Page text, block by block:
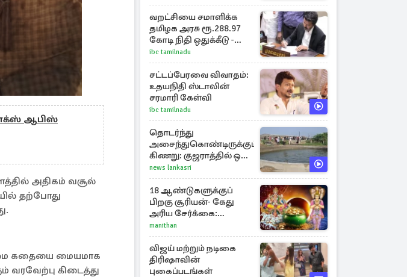
ஆபிஸ்
அதிகம் வசூல்
தற்போது
கதையை மையமாக
வரவேற்பு கிடைத்து
வறட்சியை சமாளிக்க
தமிழக அரசு ரூ.288.97
கோடி நிதி ஒதுக்கீடு -
வெளியான அரசாணை
ibc tamilnadu
சட்டப்பேரவை விவாதம்:
உதயநிதி ஸ்டாலின்
சரமாரி கேள்வி
ibc tamilnadu
தொடர்ந்து
அசைந்துகொண்டிருக்கும்
கிணறு: குஜராத்தில் ஒரு
சுவாரஸ்ய நிகழ்வு
news lankasri
18 ஆண்டுகளுக்குப்
பிறகு சூரியன்- கேது
அரிய சேர்க்கை:
அதிர்ஷ்டம் பெறும் 3
ராசிகள்!
manithan
விஜய் மற்றும் நடிகை
திரிஷாவின்
புகைப்படங்கள்